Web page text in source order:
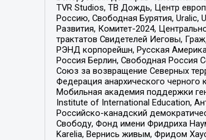
TVR Studios, ТВ Дождь, Центр
Россию, Свободная Бурятия, Uralic,
Развития, Комитет-2024,
трактатов Свидетелей Иеговы,
РЭНД корпорейшн, Русская
Россия Берлин, Свободная Россия
Союз за возвращение Северных
Федерация анархического
Мобильная академия поддержки
Institute of International Education,
Российско-канадский
Свободу, Фонд имени Фридриха
Karelia, Вернись живым, Фридом